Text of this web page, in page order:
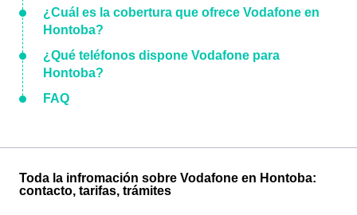
¿Cuál es la cobertura que ofrece Vodafone en
Hontoba?
¿Qué teléfonos dispone Vodafone para
Hontoba?
FAQ
Toda la infromación sobre Vodafone en Hontoba:
contacto, tarifas, trámites